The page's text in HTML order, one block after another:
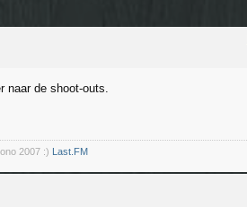
naar de shoot-outs.
2007 :) Last.FM